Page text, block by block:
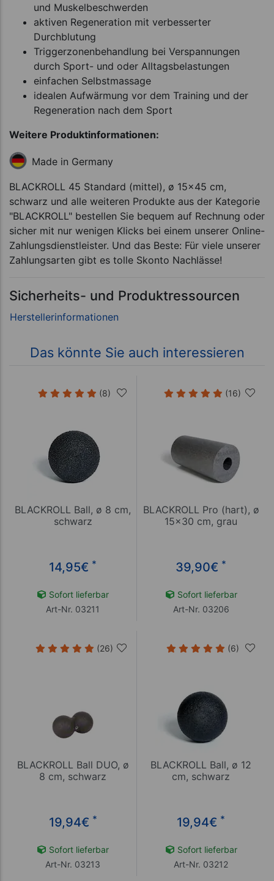
und Muskelbeschwerden
aktiven Regeneration mit verbesserter
Durchblutung
Triggerzonenbehandlung bei Verspannungen
durch Sport- und oder Alltagsbelastungen
einfachen Selbstmassage
idealen Aufwärmung vor dem Training und der
Regeneration nach dem Sport
Weitere Produktinformationen:
Made in Germany
BLACKROLL 45 Standard (mittel), ø 15x45 cm,
schwarz und alle weiteren Produkte aus der Kategorie
"BLACKROLL" bestellen Sie bequem auf Rechnung oder
sicher mit nur wenigen Klicks bei einem unserer Online-
Zahlungsdienstleister. Und das Beste: Für viele unserer
Zahlungsarten gibt es tolle Skonto Nachlässe!
Sicherheits- und Produktressourcen
Das könnte Sie auch interessieren
(8)
BLACKROLL Ball, ø 8 cm,
schwarz
14,95€ *
Sofort lieferbar
Art-Nr. 03211
(16)
BLACKROLL Pro (hart), ø
15x30 cm, grau
39,90€ *
Sofort lieferbar
Art-Nr. 03206
(26)
BLACKROLL Ball DUO, ø
8 cm, schwarz
19,94€ *
Sofort lieferbar
Art-Nr. 03213
(6)
BLACKROLL Ball, ø 12
cm, schwarz
19,94€ *
Sofort lieferbar
Art-Nr. 03212